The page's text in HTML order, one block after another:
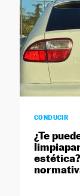
CONDUCIR
¿Te